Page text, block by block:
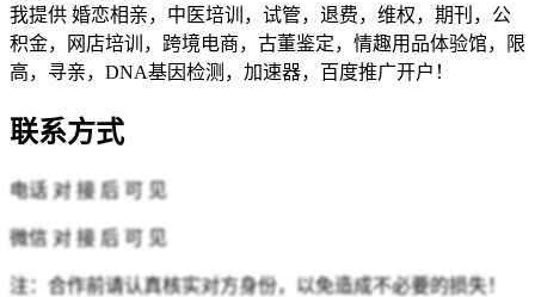
我提供 婚恋相亲，中医培训，试管，退费，维权，期刊，公
积金，网店培训，跨境电商，古董鉴定，情趣用品体验馆，限
高，寻亲，DNA基因检测，加速器，百度推广开户！
联系方式
电话 对 接 后 可 见
微信 对 接 后 可 见
注：合作前请认真核实对方身份，以免造成不必要的损失！